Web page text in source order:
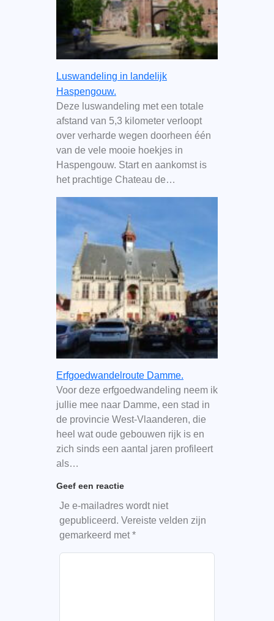
Luswandeling in landelijk
Haspengouw.
Deze luswandeling met een totale
afstand van 5,3 kilometer verloopt
over verharde wegen doorheen één
van de vele mooie hoekjes in
Haspengouw. Start en aankomst is
het prachtige Chateau de…
Erfgoedwandelroute Damme.
Voor deze erfgoedwandeling neem ik
jullie mee naar Damme, een stad in
de provincie West-Vlaanderen, die
heel wat oude gebouwen rijk is en
zich sinds een aantal jaren profileert
als…
Geef een reactie
Je e-mailadres wordt niet
gepubliceerd. Vereiste velden zijn
gemarkeerd met*